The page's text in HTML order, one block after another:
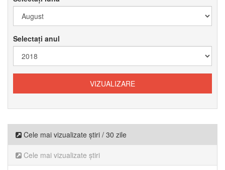
Selectați anul
Cele mai vizualizate știri / 30 zile
Cele mai vizualizate știri